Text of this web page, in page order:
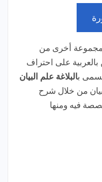
مجموعة أخرى من
على احتراف
تسمى بالبلاغة علم البيان
من خلال شرح
فيه ومنها